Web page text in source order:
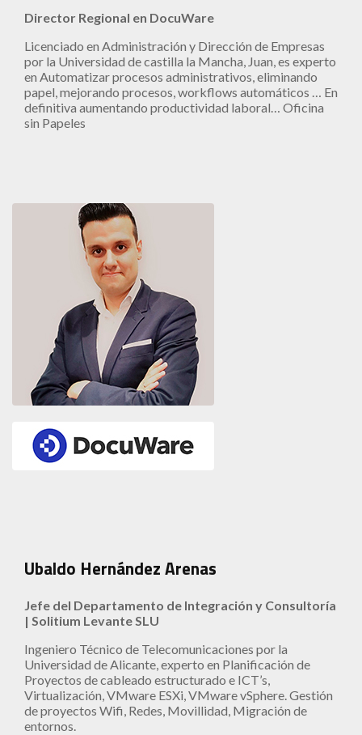
Director Regional en DocuWare
Licenciado en Administración y Dirección de Empresas
por la Universidad de castilla la Mancha, Juan, es experto
en Automatizar procesos administrativos, eliminando
papel, mejorando procesos, workflows automáticos … En
definitiva aumentando productividad laboral… Oficina
sin Papeles
Ubaldo Hernández Arenas
Jefe del Departamento de Integración y Consultoría
| Solitium Levante SLU
Ingeniero Técnico de Telecomunicaciones por la
Universidad de Alicante, experto en Planificación de
Proyectos de cableado estructurado e ICT’s,
Virtualización, VMware ESXi, VMware vSphere. Gestión
de proyectos Wifi, Redes, Movillidad, Migración de
entornos.